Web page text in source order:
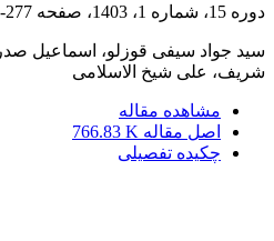
دوره 15، شماره 1، 1403، صفحه 277-296
سید جواد سیفی قوزلو، اسماعیل
شریف، علی شیخ الاسلامی
مشاهده مقاله
اصل مقاله 766.83 K
چکیده تفصیلی